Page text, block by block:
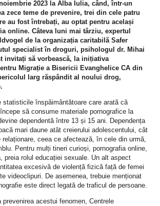
2023 la Alba Iulia, când, într-un
zece teme de prevenire, trei din cele patru
au fost întrebați, au optat pentru același
online. Câteva luni mai târziu, expertul
de la organizația caritabilă Safer
specialist în droguri, psihologul dr. Mihai
invitați să vorbească, la inițiativa
Migrație a Bisericii Evanghelice CA din
larg răspândit al noului drog,
statisticile înspăimântătoare care arată că
să consume materiale pornografice la
dependentă între 13 și 15 ani. Dependența
mari daune atât creierului adolescentului, cât
ceea ce afectează, în cele din urmă,
Pentru mulți tineri curioși, pornografia online,
preia rolul educației sexuale. Un alt aspect
excesivă de violență fizică față de femei
videoclipuri. De asemenea, trebuie menționat
este direct legată de traficul de persoane.
prevenirea acestui fenomen, Centrele